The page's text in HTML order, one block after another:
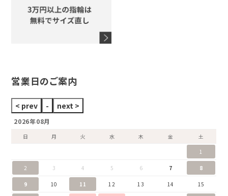
ウノアエレ
タグホイヤー
営業日のご案内
2026年08月
日 月 火 水 木 金
土
1
2 3 4 5 6 7 8
9 10 11 12 13 14 15